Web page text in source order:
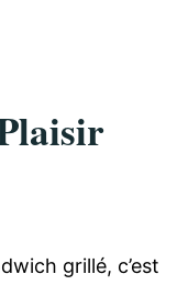
grillé, c’est